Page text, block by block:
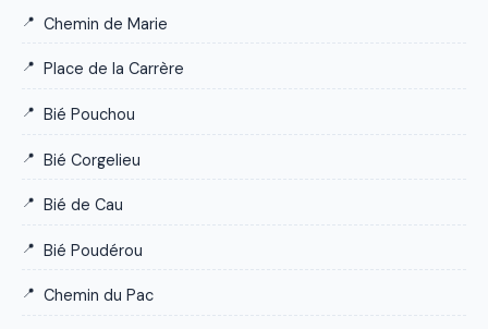
Chemin de Marie
Place de la Carrère
Bié Pouchou
Bié Corgelieu
Bié de Cau
Bié Poudérou
Chemin du Pac